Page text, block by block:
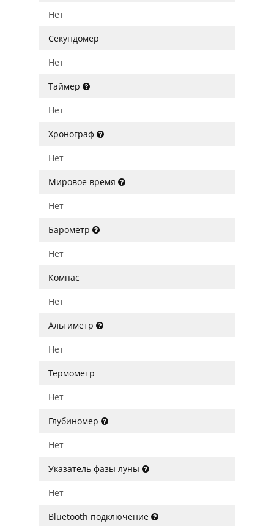
Нет
Секундомер
Нет
Таймер
Нет
Хронограф
Нет
Мировое время
Нет
Барометр
Нет
Компас
Нет
Альтиметр
Нет
Термометр
Нет
Глубиномер
Нет
Указатель фазы луны
Нет
Bluetooth подключение